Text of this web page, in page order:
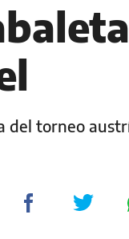
del torneo